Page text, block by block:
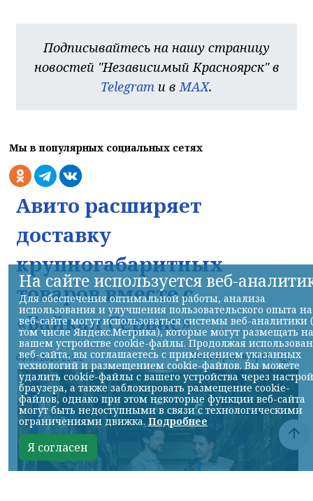
Подписывайтесь на нашу страницу
новостей "Независимый Красноярск" в
Telegram и в MAX.
Мы в популярных социальных сетях
Авито расширяет
доставку
крупногабаритных
товаров вместе с
«Байкал Сервис»
06.08.2026 21:22 НИА-Красноярск
На сайте используется веб-
Для обеспечения оптимальной работы, анализа
использования и улучшения пользовательского опыта на
веб-сайте могут использоваться системы веб-аналитики
том числе Яндекс.Метрика), которые могут размещать на
вашем устройстве cookie-файлы. Продолжая
веб-сайта, вы соглашаетесь с применением указанных
технологий и размещением cookie-файлов. Вы можете
удалить cookie-файлы с вашего устройства через
браузера, а также заблокировать размещение cookie-
файлов, однако при этом некоторые функции веб-сайта
могут быть недоступными в связи с технологическими
ограничениями движка. Подробнее
Я согласен